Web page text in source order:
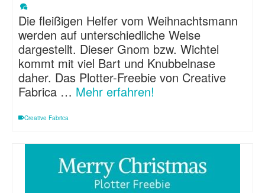
Die fleißigen Helfer vom Weihnachtsmann
werden auf unterschiedliche Weise
dargestellt. Dieser Gnom bzw. Wichtel
kommt mit viel Bart und Knubbelnase
daher. Das Plotter-Freebie von Creative
Fabrica … Mehr erfahren!
Creative Fabrica